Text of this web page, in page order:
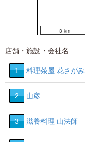
3 km
店舗・施設・会社名
1 料理茶屋 花さがみ
2 山彦
3 滋養料理 山法師